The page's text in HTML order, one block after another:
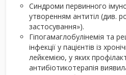
Синдроми первинного
утворенням антитіл (див.
застосування»).
Гіпогамаглобулінемія та
інфекції у пацієнтів із
лейкемією, у яких
антибіотикотерапія